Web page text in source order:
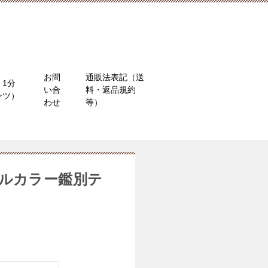
1分
）
お問
い合
わせ
通販法表記（送
料・返品規約
等）
カラー鑑別テ